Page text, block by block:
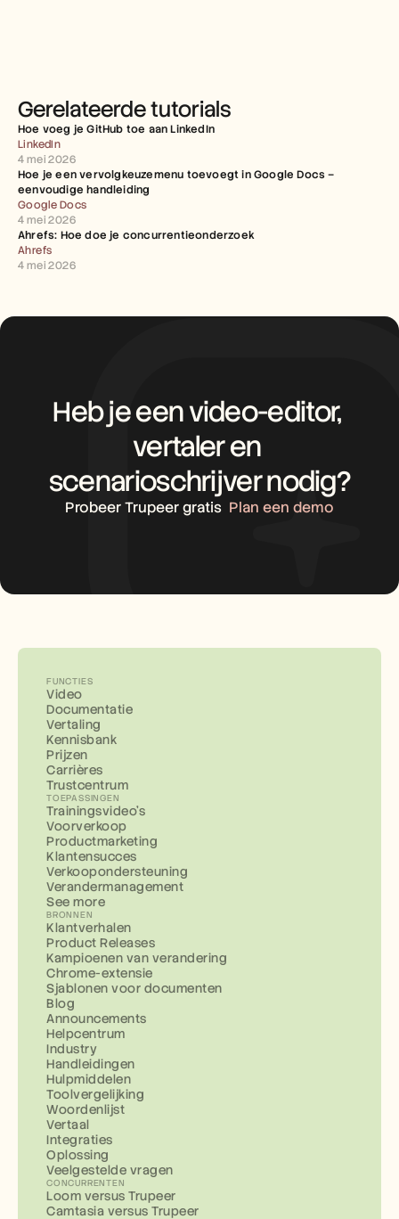
Gerelateerde tutorials
Hoe voeg je GitHub toe aan LinkedIn
LinkedIn
4 mei 2026
Hoe je een vervolgkeuzemenu toevoegt in Google Docs –
eenvoudige handleiding
Google Docs
4 mei 2026
Ahrefs: Hoe doe je concurrentieonderzoek
Ahrefs
4 mei 2026
Heb je een video-editor,
vertaler en
scenarioschrijver nodig?
Probeer Trupeer gratis Plan een demo
FUNCTIES
Video
Documentatie
Vertaling
Kennisbank
Prijzen
Carrières
Trustcentrum
TOEPASSINGEN
Trainingsvideo's
Voorverkoop
Productmarketing
Klantensucces
Verkoopondersteuning
Verandermanagement
See more
BRONNEN
Klantverhalen
Product Releases
Kampioenen van verandering
Chrome-extensie
Sjablonen voor documenten
Blog
Announcements
Helpcentrum
Industry
Handleidingen
Hulpmiddelen
Toolvergelijking
Woordenlijst
Vertaal
Integraties
Oplossing
Veelgestelde vragen
CONCURRENTEN
Loom versus Trupeer
Camtasia versus Trupeer